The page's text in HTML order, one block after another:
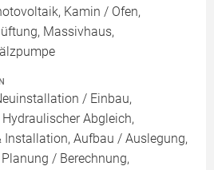
Kamin / Ofen,
Massivhaus,
/ Einbau,
Abgleich,
Installation, Aufbau / Auslegung,
/ Berechnung,